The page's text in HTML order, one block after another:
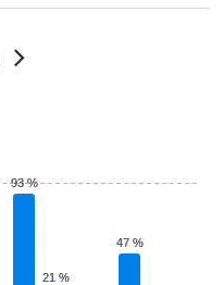
93 %
93 %
47 %
47 %
21 %
21 %